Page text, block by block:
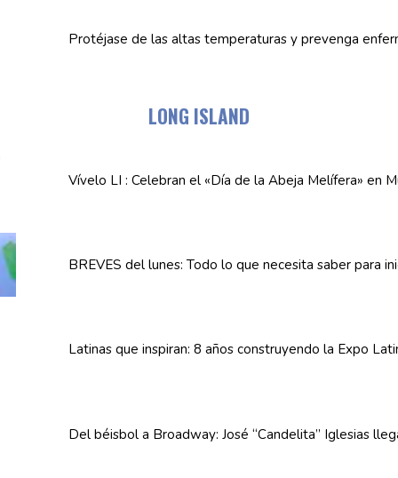
Protéjase de las altas temperaturasy prevenga
LONG ISLAND
Vívelo LI : Celebran el «Día de la Abeja Melífera» en
BREVES del lunes: Todo lo que necesita saber para
Latinas que inspiran: 8 años construyendo la Expo
Del béisbol a Broadway: José “Candelita” Iglesias